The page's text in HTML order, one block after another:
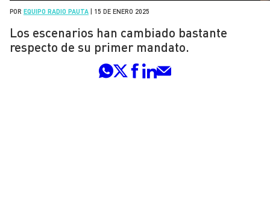
POR EQUIPO RADIO PAUTA 15 DE ENERO 2025
Los escenarios han cambiado bastante
respecto de su primer mandato.